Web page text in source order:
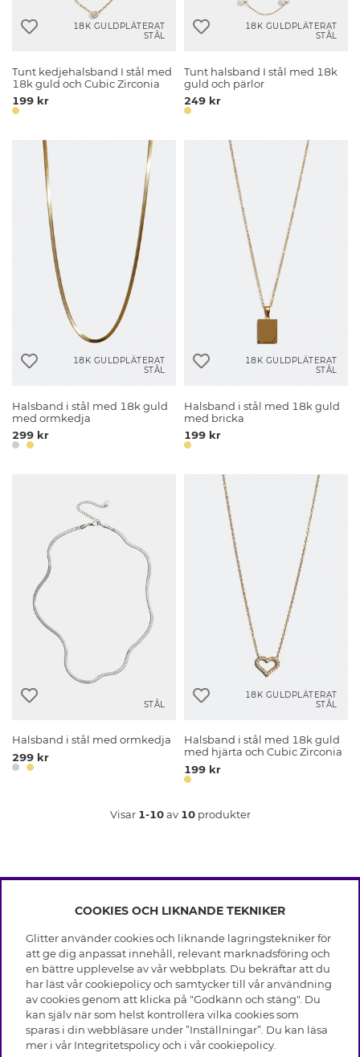
18K GULDPLÄTERAT
STÅL
Tunt kedjehalsband I stål med
18k guld och Cubic Zirconia
199 kr
18K GULDPLÄTERAT
STÅL
Tunt halsband I stål med 18k
guld och pärlor
249 kr
18K GULDPLÄTERAT
STÅL
Halsband i stål med 18k guld
med ormkedja
299 kr
18K GULDPLÄTERAT
STÅL
Halsband i stål med 18k guld
med bricka
199 kr
STÅL
Halsband i stål med ormkedja
299 kr
18K GULDPLÄTERAT
STÅL
Halsband i stål med 18k guld
med hjärta och Cubic Zirconia
199 kr
Visar 1-10av 10produkter
INFO
Leverans
Villkor
Integritetspolicy
Cookies
Medlemsvillkor
Jobba hos Glitter
Återkallelse
OM GLITTER
Black Friday
Våra butiker
Varumärken
Företagshistoria
HJÄLP
Vanliga frågor
Kundservice
COOKIES OCH LIKNANDE TEKNIKER
Glitter använder cookies och liknande lagringstekniker för
att ge dig anpassat innehåll, relevant marknadsföring och
en bättre upplevelse av vår webbplats. Du bekräftar att du
har läst vår cookiepolicy och samtycker till vår användning
av cookies genom att klicka på "Godkänn och stäng". Du
kan själv när som helst kontrollera vilka cookies som
sparas i din webbläsare under ”Inställningar”. Du kan läsa
mer i vår Integritetspolicyoch i vårcookiepolicy